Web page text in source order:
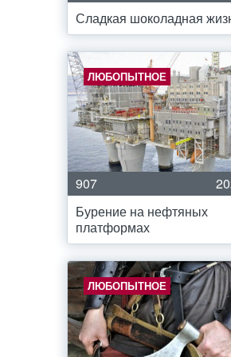
Сладкая шоколадная
ЛЮБОПЫТНОЕ
907
Бурение на нефтяных
платформах
ЛЮБОПЫТНОЕ